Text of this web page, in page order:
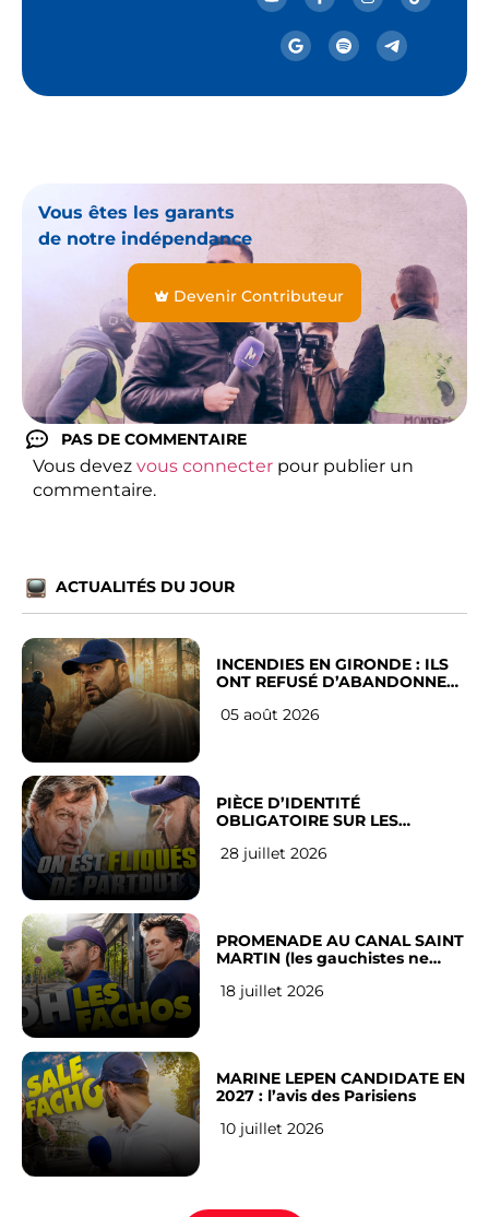
Vous êtes les garants
de notre indépendance
Devenir Contributeur
PAS DE COMMENTAIRE
Vous devez vous connecter pour publier un
commentaire.
ACTUALITÉS DU JOUR
INCENDIES EN GIRONDE : ILS
ONT REFUSÉ D’ABANDONNER
05 août 2026
PIÈCE D’IDENTITÉ
OBLIGATOIRE SUR LES
Français
28 juillet 2026
PROMENADE AU CANAL SAINT
MARTIN (les gauchistes ne
18 juillet 2026
MARINE LEPEN CANDIDATE EN
2027 : l’avis des Parisiens
10 juillet 2026